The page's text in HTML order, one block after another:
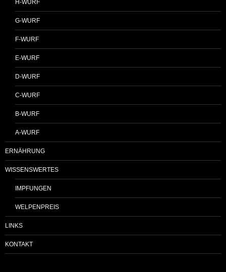
H-WURF
G-WURF
F-WURF
E-WURF
D-WURF
C-WURF
B-WURF
A-WURF
ERNÄHRUNG
WISSENSWERTES
IMPFUNGEN
WELPENPREIS
LINKS
KONTAKT